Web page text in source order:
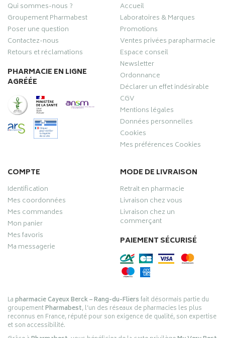
Qui sommes-nous ?
Groupement Pharmabest
Poser une question
Contactez-nous
Retours et réclamations
PHARMACIE EN LIGNE
AGRÉÉE
Accueil
Laboratoires & Marques
Promotions
Ventes privées parapharmacie
Espace conseil
Newsletter
Ordonnance
Déclarer un effet indésirable
CGV
Mentions légales
Données personnelles
Cookies
Mes préférences Cookies
COMPTE
Identification
Mes coordonnées
Mes commandes
Mon panier
Mes favoris
Ma messagerie
MODE DE LIVRAISON
Retrait en pharmacie
Livraison chez vous
Livraison chez un
commerçant
PAIEMENT SÉCURISÉ
Lapharmacie Cayeux Berck – Rang-du-Fliersfait désormais partie du
groupementPharmabest, l’un des réseaux de pharmacies les plus
reconnus en France, réputé pour son exigence de qualité, son expertise
et son accessibilité.